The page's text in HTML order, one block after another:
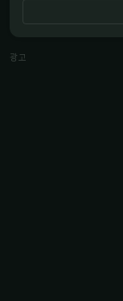
광고